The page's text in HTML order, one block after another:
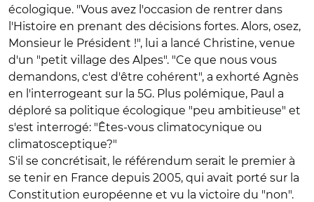
écologique. "Vous avez l'occasion de rentrer dans
l'Histoire en prenant des décisions fortes. Alors, osez,
Monsieur le Président !", lui a lancé Christine, venue
d'un "petit village des Alpes". "Ce que nous vous
demandons, c'est d'être cohérent", a exhorté Agnès
en l'interrogeant sur la 5G. Plus polémique, Paul a
déploré sa politique écologique "peu ambitieuse" et
s'est interrogé: "Êtes-vous climatocynique ou
climatosceptique?"
S'il se concrétisait, le référendum serait le premier à
se tenir en France depuis 2005, qui avait porté sur la
Constitution européenne et vu la victoire du "non".